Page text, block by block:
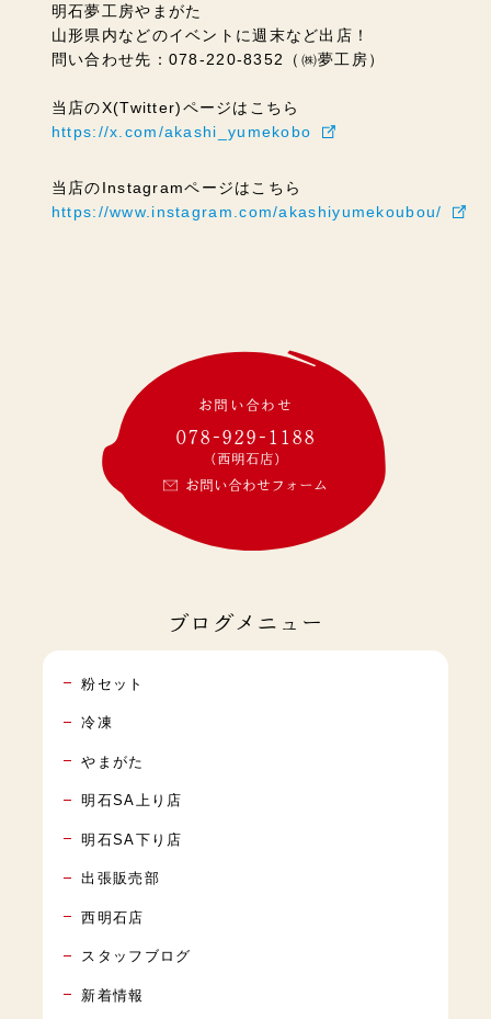
明石夢工房やまがた
山形県内などのイベントに週末など出店！
問い合わせ先：078-220-8352（㈱夢工房）
当店のX(Twitter)ページはこちら
https://x.com/akashi_yumekobo
当店のInstagramページはこちら
https://www.instagram.com/akashiyumekoubou/
お問い合わせ
078-929-1188
(西明石店)
お問い合わせフォーム
ブログメニュー
粉セット
冷凍
やまがた
明石SA上り店
明石SA下り店
出張販売部
西明石店
スタッフブログ
新着情報